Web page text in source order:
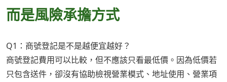
而是風險承擔方式
Q1：商號登記是不是越便宜越好？
商號登記費用可以比較，但不應該只看最低價。因為低價若
只包含送件，卻沒有協助檢視營業模式、地址使用、營業項